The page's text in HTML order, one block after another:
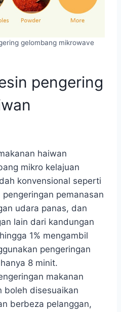
gelombang mikrowave
pengering
haiwan
mikro kelajuan
konvensional seperti
pemanasan
udara panas, dan
lain dari kandungan
1% mengambil
pengeringan
8 minit.
makanan
boleh disesuaikan
berbeza pelanggan,